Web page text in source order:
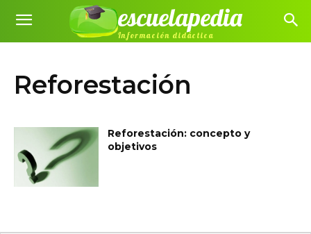
escuelapedia
Información didáctica
Reforestación
Reforestación: concepto y
objetivos